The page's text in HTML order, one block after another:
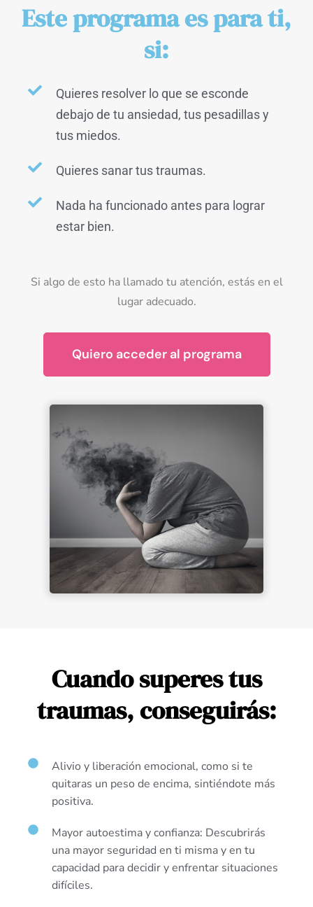
Este programa es para ti,
si:
Quieres resolver lo que se esconde
debajo de tu ansiedad, tus pesadillas y
tus miedos.
Quieres sanar tus traumas.
Nada ha funcionado antes para lograr
estar bien.
Si algo de esto ha llamado tu atención, estás en el
lugar adecuado.
Quiero acceder al programa
Cuando superes tus
traumas, conseguirás:
Alivio y liberación emocional, como si te
quitaras un peso de encima, sintiéndote más
positiva.
Mayor autoestima y confianza: Descubrirás
una mayor seguridad en ti misma y en tu
capacidad para decidir y enfrentar situaciones
difíciles.